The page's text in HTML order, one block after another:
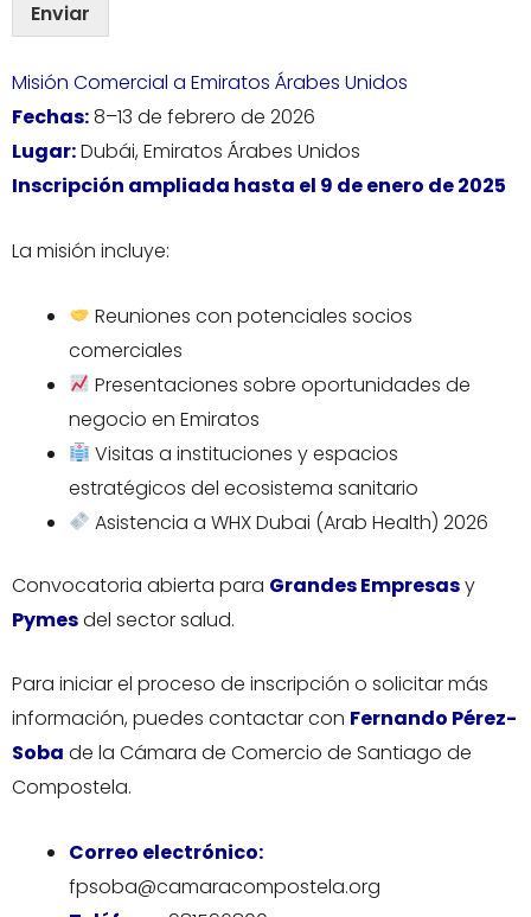
a
C
o
r
r
e
Enviar
Misión Comercial a Emiratos Árabes Unidos
Fechas:8–13 de febrero de 2026
Lugar:Dubái, Emiratos Árabes Unidos
Inscripción ampliada hasta el 9 de enero de 2025
La misión incluye:
Reuniones con potenciales socios
comerciales
Presentaciones sobre oportunidades de
negocio en Emiratos
Visitas a instituciones y espacios
estratégicos del ecosistema sanitario
Asistencia a WHX Dubai (Arab Health) 2026
Convocatoria abierta para Grandes Empresasy
Pymesdel sector salud.
Para iniciar el proceso de inscripción o solicitar más
información, puedes contactar con Fernando Pérez-
Soba de la Cámara de Comercio de Santiago de
Compostela.
Correo electrónico:
fpsoba@camaracompostela.org